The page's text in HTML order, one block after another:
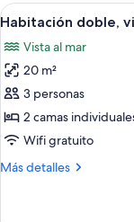
al
(2
Adults)
Ver
todas
las
fotos
de
Habitación
doble,
al
6
Habitación doble,
Vista al mar
20 m²
3 personas
2 camas
Wifi gratuito
Más detalles
Más